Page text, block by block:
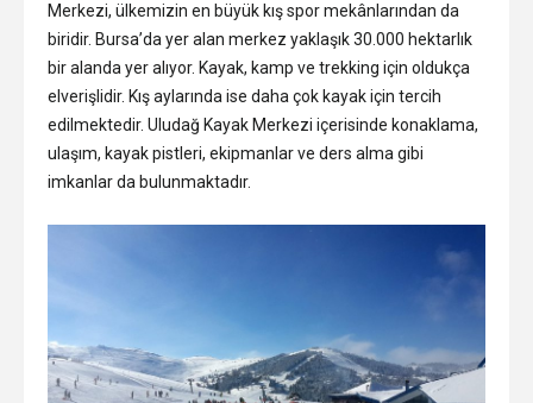
Merkezi, ülkemizin en büyük kış spor mekânlarından da
biridir. Bursa’da yer alan merkez yaklaşık 30.000 hektarlık
bir alanda yer alıyor. Kayak, kamp ve trekking için oldukça
elverişlidir. Kış aylarında ise daha çok kayak için tercih
edilmektedir. Uludağ Kayak Merkezi içerisinde konaklama,
ulaşım, kayak pistleri, ekipmanlar ve ders alma gibi
imkanlar da bulunmaktadır.